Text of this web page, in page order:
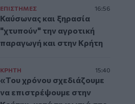
ΕΠΙΣΤΗΜΕΣ 16:56
Καύσωνας και ξηρασία
"χτυπούν" την αγροτική
παραγωγή και στην Κρήτη
ΚΡΗΤΗ 15:40
«Του χρόνου σχεδιάζουμε
να επιστρέψουμε στην